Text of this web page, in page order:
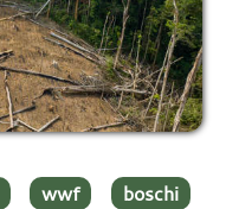
wwf
boschi